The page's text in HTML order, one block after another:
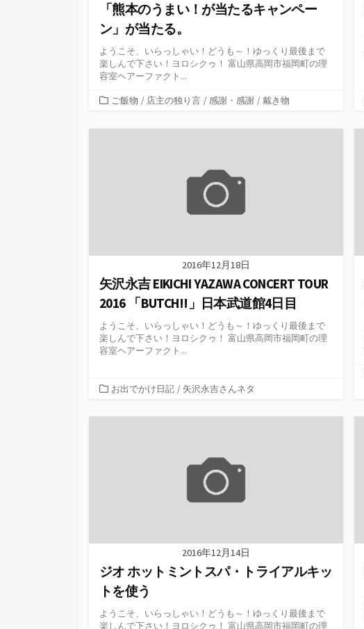
「熊本のうまい！が当たるキャンペー
ン」が当たる。
ようこそ、いらっしゃい！どうも～！ゆっくり最後まで
楽しんで下さい！ヨロシクゥ！ 富山県高岡市福岡町の理
容室ヘアーファクト...
カ
ゴ
ご飯物 / 店主の独り言 / 感謝・感謝 / 戴き物
2016年12月18日
矢沢永吉 EIKICHI YAZAWA CONCERT TOUR
2016 「BUTCH!!」日本武道館4日目
ようこそ、いらっしゃい！どうも～！ゆっくり最後まで
楽しんで下さい！ヨロシクゥ！ 富山県高岡市福岡町の理
容室ヘアーファクト...
カ
ゴ
お出でかけ日記 / 矢沢永吉さんネタ
2016年12月14日
ジオ ホットミントスパ・トライアルキッ
トを使う
ようこそ、いらっしゃい！どうも～！ゆっくり最後まで
楽しんで下さい！ヨロシクゥ！ 富山県高岡市福岡町の理